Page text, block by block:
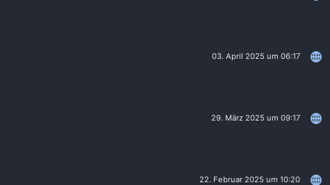
03. April 2025 um 06:17
29. März 2025 um 09:17
22. Februar 2025 um 10:20